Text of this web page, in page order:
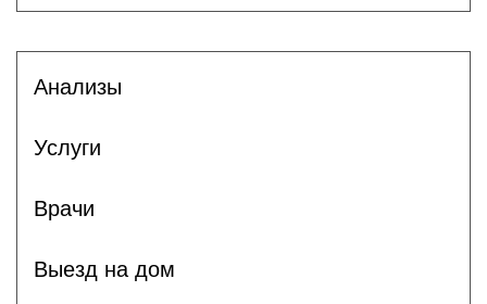
Анализы
Услуги
Врачи
Выезд на дом